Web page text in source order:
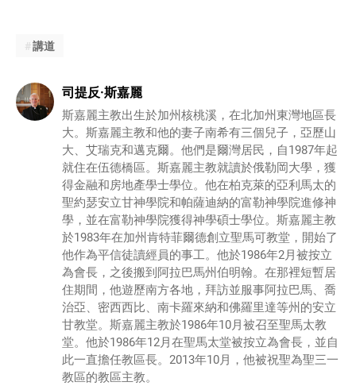
講道
司提反·斯嘉麗
斯嘉麗主教出生於加州核桃溪，在北加州東灣地區長
大。斯嘉麗主教和他的妻子南希有三個兒子，亞歷山
大、艾瑞克和邁克爾。他們是爾灣居民，自1987年起
就住在伍德橋區。斯嘉麗主教就讀於俄勒岡大學，獲
得金融和房地產學士學位。他在柏克萊的亞利馬太的
聖約瑟安立甘神學院和帕薩迪納的富勒神學院進修神
學，並在富勒神學院獲得神學碩士學位。斯嘉麗主教
於1983年在加州肯特菲爾德創立聖馬可教堂，開始了
他作為平信徒讀經員的事工。他於1986年2月被按立
為會長，之後搬到阿拉巴馬州伯明翰。在那裡短暫居
住期間，他遊歷南方各地，拜訪並服事阿拉巴馬、喬
治亞、密西西比、南卡羅來納和佛羅里達等州的安立
甘教堂。斯嘉麗主教於1986年10月被召至聖馬太教
堂。他於1986年12月在聖馬太堂被按立為會長，並自
此一直擔任教區長。2013年10月，他被祝聖為聖三一
教區的教區主教。